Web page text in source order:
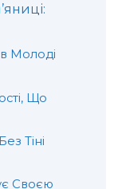
Молоді
Що
Тіні
Своєю